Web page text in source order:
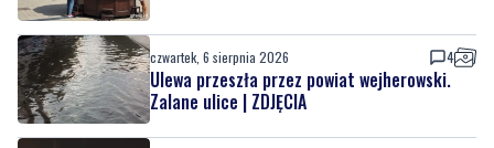
czwartek, 6 sierpnia 2026 4
Ulewa przeszła przez powiat wejherowski.
Zalane ulice | ZDJĘCIA